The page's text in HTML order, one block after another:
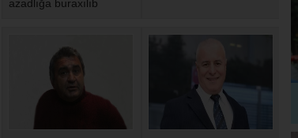
azadlığa buraxılıb